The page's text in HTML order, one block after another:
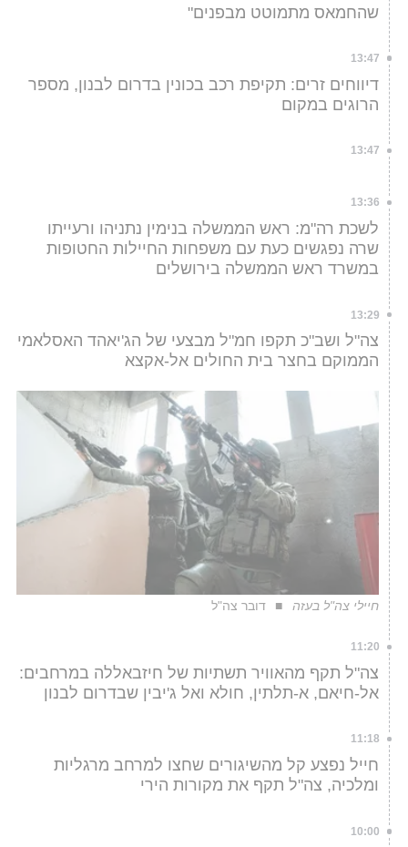
שהחמאס מתמוטט מבפנים"
13:47
דיווחים זרים: תקיפת רכב בכונין בדרום לבנון, מספר
הרוגים במקום
13:47
13:36
לשכת רה"מ: ראש הממשלה בנימין נתניהו ורעייתו
שרה נפגשים כעת עם משפחות החיילות החטופות
במשרד ראש הממשלה בירושלים
13:29
צה"ל ושב"כ תקפו חמ"ל מבצעי של הג'יאהד האסלאמי
הממוקם בחצר בית החולים אל-אקצא
חיילי צה"ל בעזה דובר צה"ל
11:20
צה"ל תקף מהאוויר תשתיות של חיזבאללה במרחבים:
אל-חיאם, א-תלתין, חולא ואל ג'יבין שבדרום לבנון
11:18
חייל נפצע קל מהשיגורים שחצו למרחב מרגליות
ומלכיה, צה"ל תקף את מקורות הירי
10:00